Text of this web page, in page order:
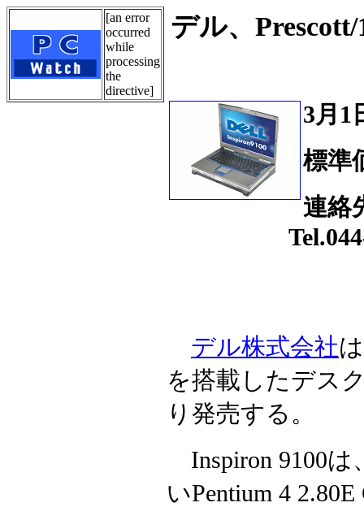
[an error
occurred
while
processing
the
directive]
デル、
3月1
標準
連絡
Tel.044-
デル株式会社
を搭載したデス
り発売する。
Inspiron 9100は
いPentium 4